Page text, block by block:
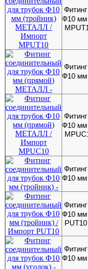
Ф10 мм
Ф10
Ф10
Ф10 мм
Ф10 мм
PUT10
Ф10 мм